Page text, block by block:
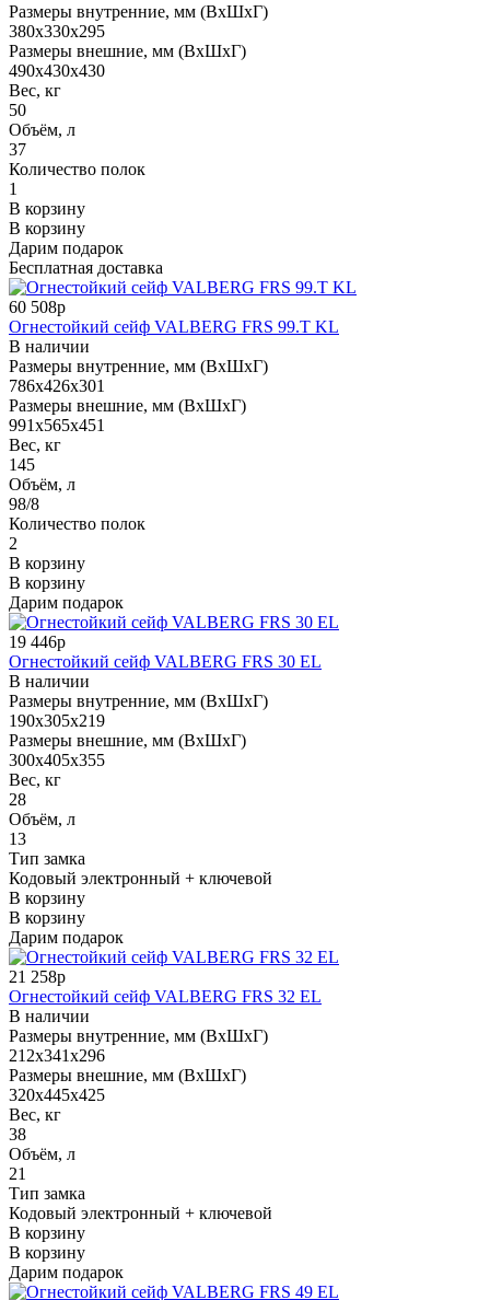
Размеры внутренние, мм (ВхШхГ)
380x330x295
Размеры внешние, мм (ВхШхГ)
490x430x430
Вес, кг
50
Объём, л
37
Количество полок
1
В корзину
В корзину
Дарим подарок
Бесплатная доставка
60 508р
Огнестойкий сейф VALBERG FRS 99.T KL
В наличии
Размеры внутренние, мм (ВхШхГ)
786x426x301
Размеры внешние, мм (ВхШхГ)
991x565x451
Вес, кг
145
Объём, л
98/8
Количество полок
2
В корзину
В корзину
Дарим подарок
19 446р
Огнестойкий сейф VALBERG FRS 30 EL
В наличии
Размеры внутренние, мм (ВхШхГ)
190x305x219
Размеры внешние, мм (ВхШхГ)
300x405x355
Вес, кг
28
Объём, л
13
Тип замка
Кодовый электронный + ключевой
В корзину
В корзину
Дарим подарок
21 258р
Огнестойкий сейф VALBERG FRS 32 EL
В наличии
Размеры внутренние, мм (ВхШхГ)
212x341x296
Размеры внешние, мм (ВхШхГ)
320x445x425
Вес, кг
38
Объём, л
21
Тип замка
Кодовый электронный + ключевой
В корзину
В корзину
Дарим подарок